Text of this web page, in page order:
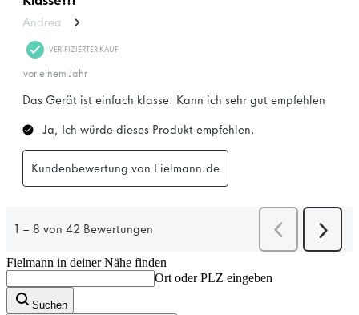
Fielmann in deiner Nähe finden
Ort oder PLZ eingeben
Suchen